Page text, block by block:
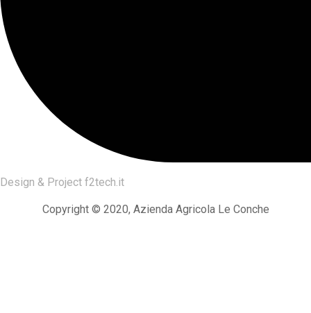
Design & Project f2tech.it
Copyright © 2020, Azienda Agricola Le Conche